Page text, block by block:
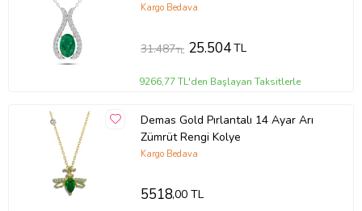
Kargo Bedava
31.487TL 25.504TL
9266,77 TL'den Başlayan Taksitlerle
Demas Gold Pırlantalı 14 Ayar Arı
Zümrüt Rengi Kolye
Kargo Bedava
5518,00 TL